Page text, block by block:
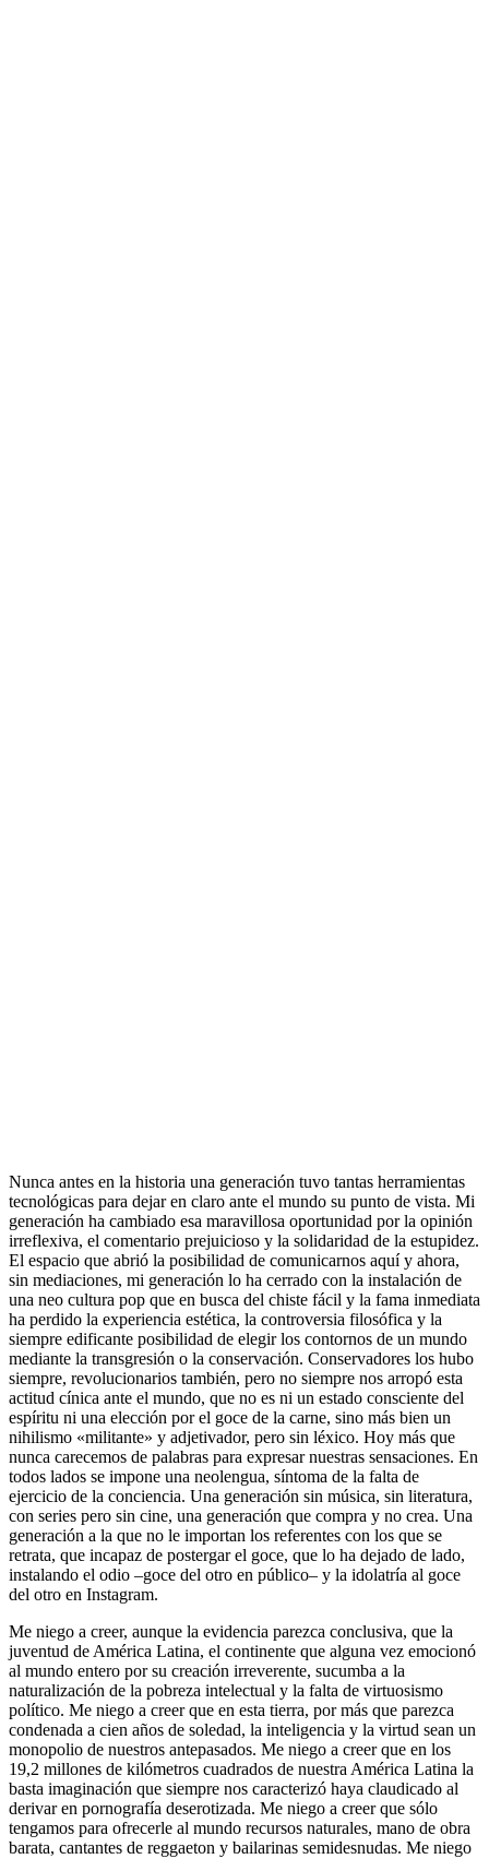
Nunca antes en la historia una generación tuvo tantas herramientas
tecnológicas para dejar en claro ante el mundo su punto de vista. Mi
generación ha cambiado esa maravillosa oportunidad por la opinión
irreflexiva, el comentario prejuicioso y la solidaridad de la estupidez.
El espacio que abrió la posibilidad de comunicarnos aquí y ahora,
sin mediaciones, mi generación lo ha cerrado con la instalación de
una neo cultura pop que en busca del chiste fácil y la fama inmediata
ha perdido la experiencia estética, la controversia filosófica y la
siempre edificante posibilidad de elegir los contornos de un mundo
mediante la transgresión o la conservación. Conservadores los hubo
siempre, revolucionarios también, pero no siempre nos arropó esta
actitud cínica ante el mundo, que no es ni un estado consciente del
espíritu ni una elección por el goce de la carne, sino más bien un
nihilismo «militante» y adjetivador, pero sin léxico. Hoy más que
nunca carecemos de palabras para expresar nuestras sensaciones. En
todos lados se impone una neolengua, síntoma de la falta de
ejercicio de la conciencia. Una generación sin música, sin literatura,
con series pero sin cine, una generación que compra y no crea. Una
generación a la que no le importan los referentes con los que se
retrata, que incapaz de postergar el goce, que lo ha dejado de lado,
instalando el odio –goce del otro en público– y la idolatría al goce
del otro en Instagram.
Me niego a creer, aunque la evidencia parezca conclusiva, que la
juventud de América Latina, el continente que alguna vez emocionó
al mundo entero por su creación irreverente, sucumba a la
naturalización de la pobreza intelectual y la falta de virtuosismo
político. Me niego a creer que en esta tierra, por más que parezca
condenada a cien años de soledad, la inteligencia y la virtud sean un
monopolio de nuestros antepasados. Me niego a creer que en los
19,2 millones de kilómetros cuadrados de nuestra América Latina la
basta imaginación que siempre nos caracterizó haya claudicado al
derivar en pornografía deserotizada. Me niego a creer que sólo
tengamos para ofrecerle al mundo recursos naturales, mano de obra
barata, cantantes de reggaeton y bailarinas semidesnudas. Me niego